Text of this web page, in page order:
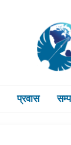
प्रवास